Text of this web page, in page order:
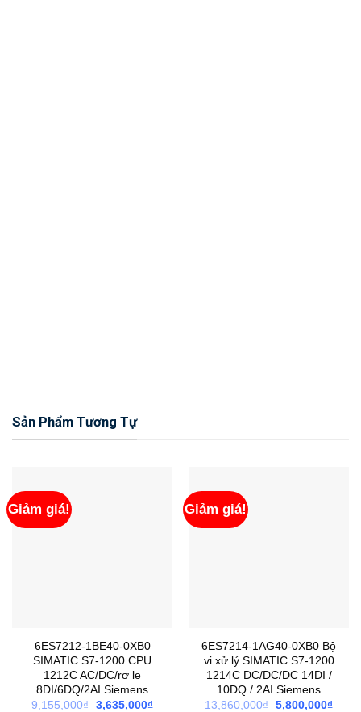
Sản Phẩm Tương Tự
Giảm giá!
6ES7212-1BE40-0XB0
SIMATIC S7-1200 CPU
1212C AC/DC/rơ le
8DI/6DQ/2AI Siemens
9,155,000₫ Giá
3,635,000₫Giá
Giảm giá!
6ES7214-1AG40-0XB0 Bộ
vi xử lý SIMATIC S7-1200
1214C DC/DC/DC 14DI /
10DQ / 2AI Siemens
13,860,000₫ Giá
5,800,000₫Giá